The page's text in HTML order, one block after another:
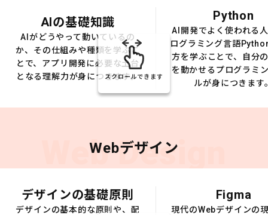
AIの基礎知識
AIがどうやって動いているの
か、その仕組みや種類を学ぶこ
とで、アプリ開発に必要な土台
となる理解力が身につきます。
Python
AI開発でよく使われる
ログラミング言語
方を学ぶことで、自分
を動かせるプログラミ
ルが身につきます
スクロールできます
Web Design
Webデザイン
デザインの基礎原則
デザインの基本的な原則や、配
Figma
現代のWebデザインの